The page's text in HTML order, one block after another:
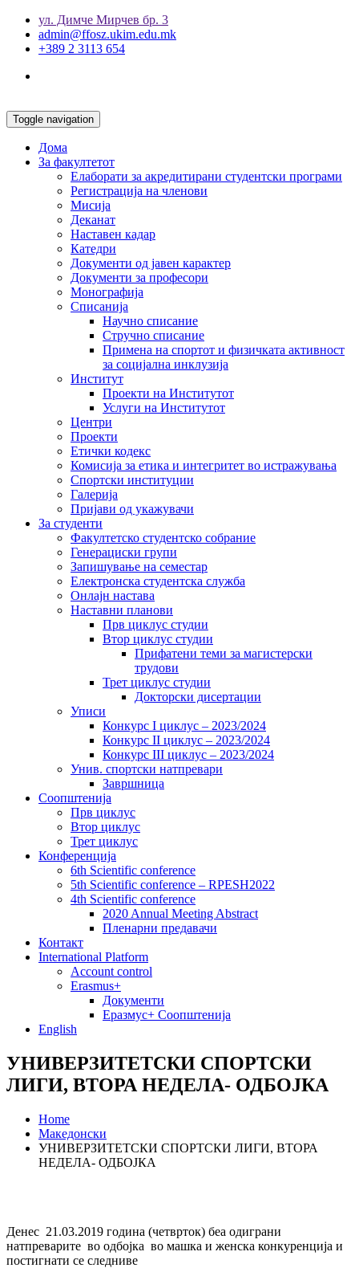
ул. Димче Мирчев бр. 3
admin@ffosz.ukim.edu.mk
+389 2 3113 654
Toggle navigation
Дома
За факултетот
Елаборати за акредитирани студентски програми
Регистрација на членови
Мисија
Деканат
Наставен кадар
Катедри
Документи од јавен карактер
Документи за професори
Монографија
Списанија
Научно списание
Стручно списание
Примена на спортот и физичката активност
за социјална инклузија
Институт
Проекти на Институтот
Услуги на Институтот
Центри
Проекти
Етички кодекс
Комисија за етика и интегритет во истражувања
Спортски институции
Галерија
Пријави од укажувачи
За студенти
Факултетско студентско собрание
Генерациски групи
Запишување на семестар
Електронска студентска служба
Онлајн настава
Наставни планови
Прв циклус студии
Втор циклус студии
Прифатени теми за магистерски
трудови
Трет циклус студии
Докторски дисертации
Уписи
Конкурс I циклус – 2023/2024
Конкурс II циклус – 2023/2024
Конкурс III циклус – 2023/2024
Унив. спортски натпревари
Завршница
Соопштенија
Прв циклус
Втор циклус
Трет циклус
Конференција
6th Scientific conference
5th Scientific conference – RPESH2022
4th Scientific conference
2020 Annual Meeting Abstract
Пленарни предавачи
Контакт
International Platform
Account control
Erasmus+
Документи
Еразмус+ Соопштенија
English
УНИВЕРЗИТЕТСКИ СПОРТСКИ
ЛИГИ, ВТОРА НЕДЕЛА- ОДБОЈКА
Home
Македонски
УНИВЕРЗИТЕТСКИ СПОРТСКИ ЛИГИ, ВТОРА
НЕДЕЛА- ОДБОЈКА
Денес 21.03.2019 година (четврток) беа одиграни
натпреварите во одбојка во машка и женска конкуренција и
постигнати се следниве